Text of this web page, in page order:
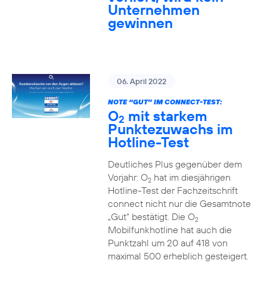
Unternehmen
gewinnen
06. April 2022
NOTE “GUT” IM CONNECT-TEST:
O2 mit starkem
Punktezuwachs im
Hotline-Test
Deutliches Plus gegenüber dem
Vorjahr: O2hat im diesjährigen
Hotline-Test der Fachzeitschrift
connect nicht nur die Gesamtnote
„Gut“ bestätigt. Die O2
Mobilfunkhotline hat auch die
Punktzahl um 20 auf 418 von
maximal 500 erheblich gesteigert.